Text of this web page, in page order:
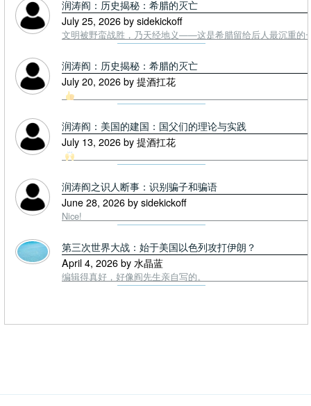
润涛阎：历史揭秘：希腊的灭亡
July 25, 2026 by sidekickoff
文明被野蛮战胜，乃天经地义——这是希腊留给后人最沉重的
润涛阎：历史揭秘：希腊的灭亡
July 20, 2026 by 提酒扛花
润涛阎：美国的建国：国父们的理论与实践
July 13, 2026 by 提酒扛花
润涛阎之识人断事：识别骗子和骗语
June 28, 2026 by sidekickoff
Nice!
第三次世界大战：始于美国以色列攻打伊朗？
April 4, 2026 by 水晶蓝
编辑得真好，好像阎先生亲自写的。